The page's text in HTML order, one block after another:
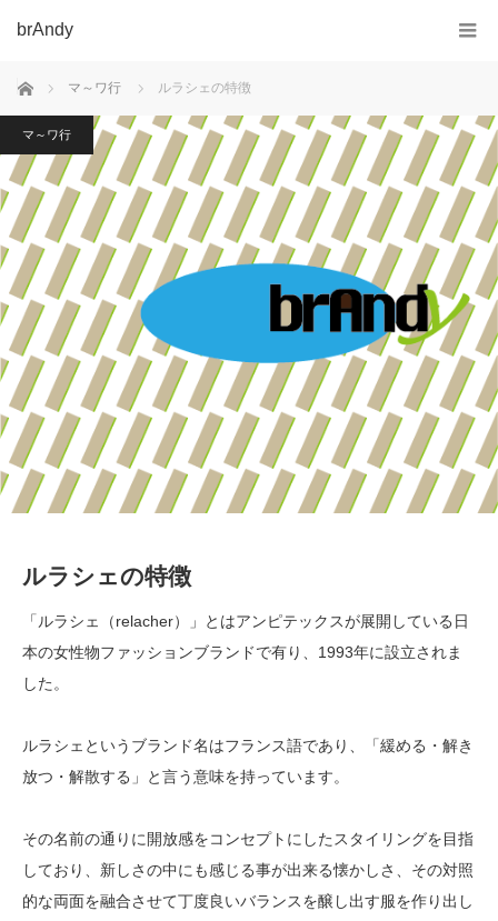
brAndy
ホーム マ～ワ行 ルラシェの特徴
マ～ワ行
ルラシェの特徴
「ルラシェ（relacher）」とはアンピテックスが展開している日
本の女性物ファッションブランドで有り、1993年に設立されま
した。
ルラシェというブランド名はフランス語であり、「緩める・解き
放つ・解散する」と言う意味を持っています。
その名前の通りに開放感をコンセプトにしたスタイリングを目指
しており、新しさの中にも感じる事が出来る懐かしさ、その対照
的な両面を融合させて丁度良いバランスを醸し出す服を作り出し